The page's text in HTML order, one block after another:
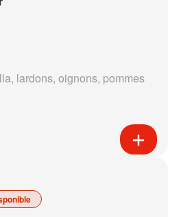
lardons, oignons, pommes